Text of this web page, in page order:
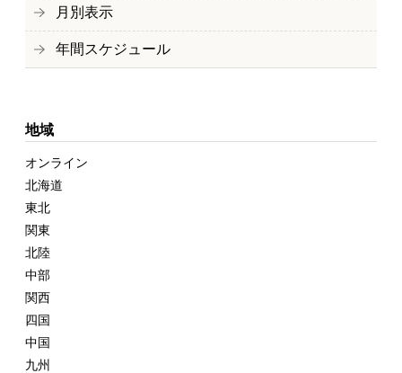
月別表示
年間スケジュール
地域
オンライン
北海道
東北
関東
北陸
中部
関西
四国
中国
九州